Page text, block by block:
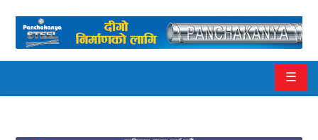
हाम्रो
पालिका
१
☰